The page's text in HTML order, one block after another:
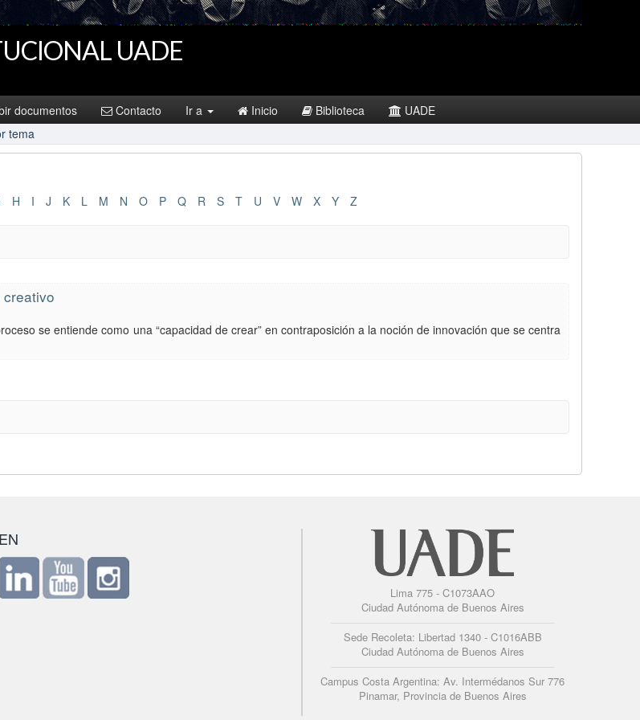
UADE
documentos Contacto Ir a Inicio Biblioteca
UADE
tema
H I J K L M N O P Q R S T U V W X Y Z
se entiende como una “capacidad de crear” en contraposición a la noción de innovación que se centra
Lima 775 - C1073AAO
Ciudad Autónoma de Buenos Aires
Sede Recoleta: Libertad 1340 - C1016ABB
Ciudad Autónoma de Buenos Aires
Campus Costa Argentina: Av. Intermédanos Sur 776
Pinamar, Provincia de Buenos Aires